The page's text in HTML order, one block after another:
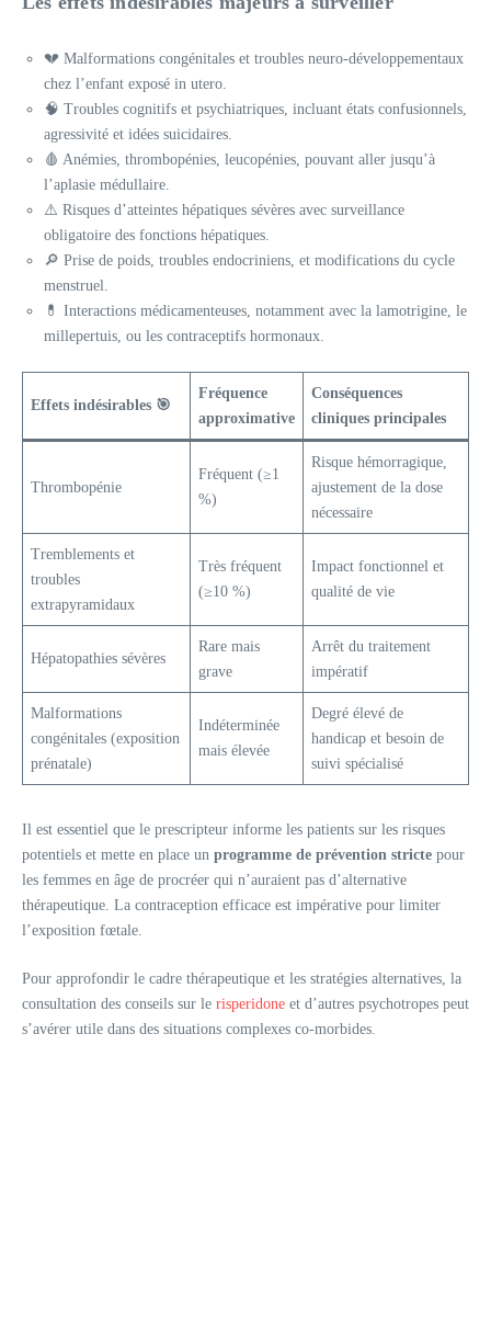
💔 Malformations congénitales et troubles neuro-développementaux
chez l’enfant exposé in utero.
🧠 Troubles cognitifs et psychiatriques, incluant états confusionnels,
agressivité et idées suicidaires.
🩸 Anémies, thrombopénies, leucopénies, pouvant aller jusqu’à
l’aplasie médullaire.
⚠️ Risques d’atteintes hépatiques sévères avec surveillance
obligatoire des fonctions hépatiques.
🔎 Prise de poids, troubles endocriniens, et modifications du cycle
menstruel.
💊 Interactions médicamenteuses, notamment avec la lamotrigine, le
millepertuis, ou les contraceptifs hormonaux.
Effets indésirables 🎯
Fréquence
approximative
Conséquences
cliniques principales
Thrombopénie
Fréquent (≥1
%)
Risque hémorragique,
ajustement de la dose
nécessaire
Tremblements et
troubles
extrapyramidaux
Très fréquent
(≥10 %)
Impact fonctionnel et
qualité de vie
Hépatopathies sévères
Rare mais
grave
Arrêt du traitement
impératif
Malformations
congénitales (exposition
prénatale)
Indéterminée
mais élevée
Degré élevé de
handicap et besoin de
suivi spécialisé
Il est essentiel que le prescripteur informe les patients sur les risques
potentiels et mette en place un programme de prévention stricte pour
les femmes en âge de procréer qui n’auraient pas d’alternative
thérapeutique. La contraception efficace est impérative pour limiter
l’exposition fœtale.
Pour approfondir le cadre thérapeutique et les stratégies alternatives, la
consultation des conseils sur le risperidone et d’autres psychotropes peut
s’avérer utile dans des situations complexes co-morbides.